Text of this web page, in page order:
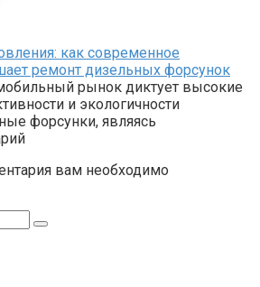
как современное
ремонт дизельных форсунок
рынок диктует высокие
и экологичности
форсунки, являясь
вам необходимо